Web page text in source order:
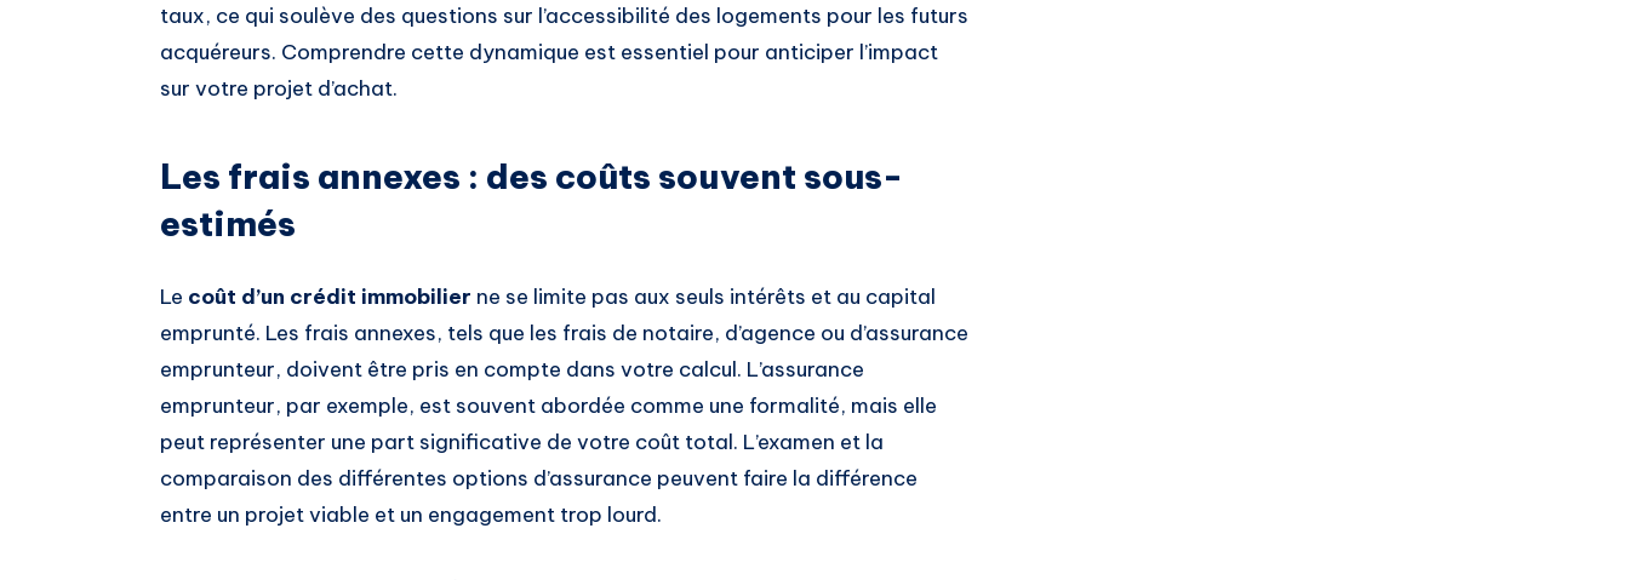
taux, ce qui soulève des questions sur l’accessibilité des logements pour les futurs
acquéreurs. Comprendre cette dynamique est essentiel pour anticiper l’impact
sur votre projet d’achat.
Les frais annexes : des coûts souvent sous-
estimés
Le coût d’un crédit immobilier ne se limite pas aux seuls intérêts et au capital
emprunté. Les frais annexes, tels que les frais de notaire, d’agence ou d’assurance
emprunteur, doivent être pris en compte dans votre calcul. L’assurance
emprunteur, par exemple, est souvent abordée comme une formalité, mais elle
peut représenter une part significative de votre coût total. L’examen et la
comparaison des différentes options d’assurance peuvent faire la différence
entre un projet viable et un engagement trop lourd.